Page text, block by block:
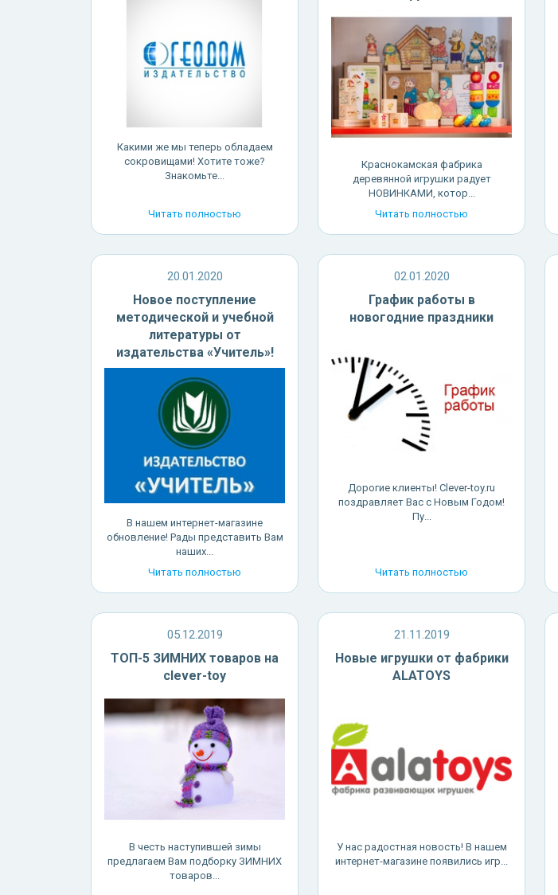
Какими же мы теперь обладаем
сокровищами! Хотите тоже?
Знакомьте...
Читать полностью
Краснокамская фабрика
деревянной игрушки радует
НОВИНКАМИ, котор...
Читать полностью
20.01.2020
Новое поступление
методической и учебной
литературы от
издательства «Учитель»!
В нашем интернет-магазине
обновление! Рады представить Вам
наших...
Читать полностью
02.01.2020
График работы в
новогодние праздники
Дорогие клиенты! Clever-toy.ru
поздравляет Вас с Новым Годом!
Пу...
Читать полностью
05.12.2019
ТОП-5 ЗИМНИХ товаров на
clever-toy
В честь наступившей зимы
предлагаем Вам подборку ЗИМНИХ
товаров...
21.11.2019
Новые игрушки от фабрики
ALATOYS
У нас радостная новость! В нашем
интернет-магазине появились игр...